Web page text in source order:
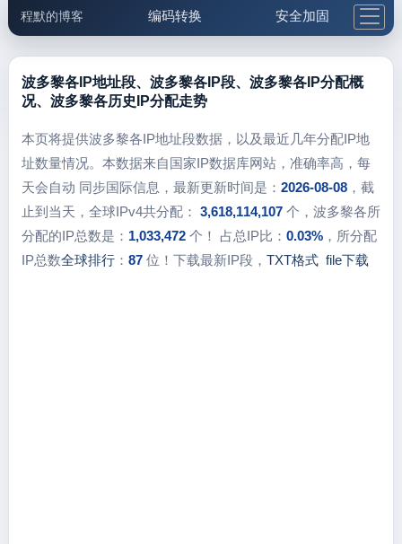
程默的博客 编码转换 安全加固
邮件工具 生活便民 更多工具
5.1支付宝大红包
波多黎各IP地址段、波多黎各IP段、波多黎各IP分配概
况、波多黎各历史IP分配走势
本页将提供波多黎各IP地址段数据，以及最近几年分配IP地
址数量情况。本数据来自国家IP数据库网站，准确率高，每
天会自动 同步国际信息，最新更新时间是： 2026-08-08，截
止到当天，全球IPv4共分配： 3,618,114,107个，波多黎各所
分配的IP总数是： 1,033,472个！ 占总IP比： 0.03%，所分配
IP总数全球排行： 87位！下载最新IP段， TXT格式 file下载